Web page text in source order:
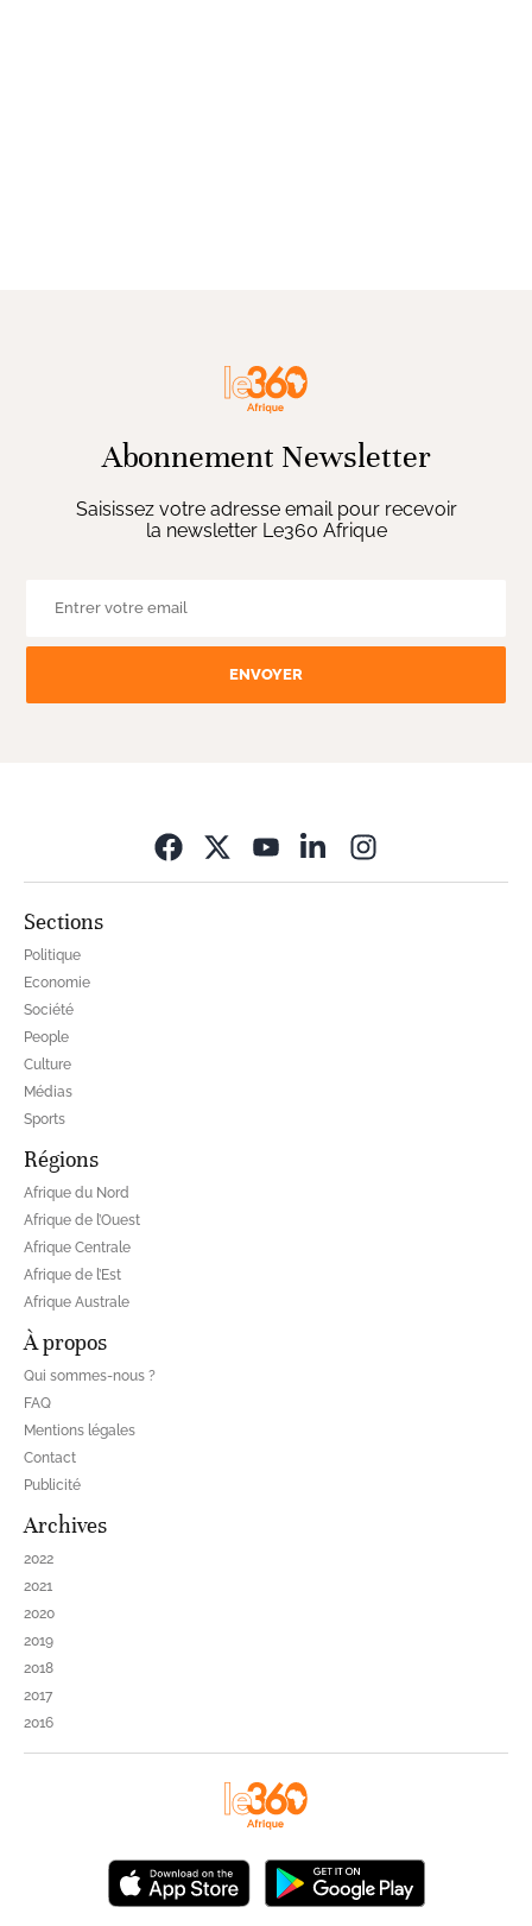
Abonnement Newsletter
Saisissez votre adresse email pour recevoir
la newsletter Le360 Afrique
ENVOYER
Sections
Politique
Economie
Société
People
Culture
Médias
Sports
Régions
Afrique du Nord
Afrique de l’Ouest
Afrique Centrale
Afrique de l’Est
Afrique Australe
À propos
Qui sommes-nous ?
FAQ
Mentions légales
Contact
Publicité
Archives
2022
2021
2020
2019
2018
2017
2016